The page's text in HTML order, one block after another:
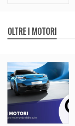
OLTRE I MOTORI